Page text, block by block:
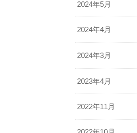
2024年5月
2024年4月
2024年3月
2023年4月
2022年11月